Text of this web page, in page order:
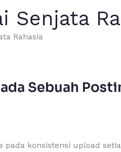
Senjata
Rahasia
Sebuah
konsistensi upload